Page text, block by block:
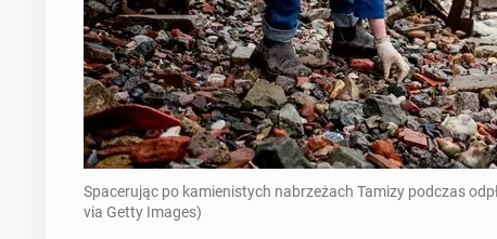
Spacerując po kamienistych nabrzeżach Tamizy podczas
via Getty Images)